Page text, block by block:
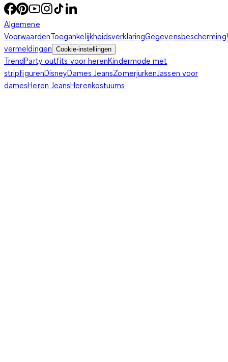
Algemene
VoorwaardenToegankelijkheidsverklaringGegevensbescherming
vermeldingen Cookie-instellingen
TrendParty outfits voor herenKindermode met
stripfigurenDisneyDames JeansZomerjurkenJassen voor
damesHeren JeansHerenkostuums